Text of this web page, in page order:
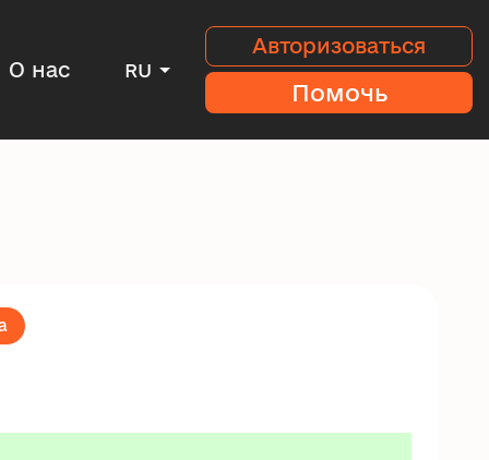
О нас RU
Авторизоваться
Помочь